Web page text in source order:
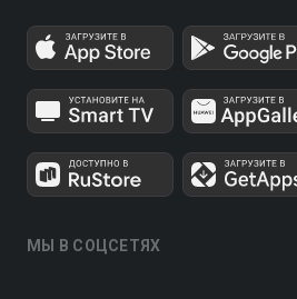
МЫ В СОЦСЕТЯХ